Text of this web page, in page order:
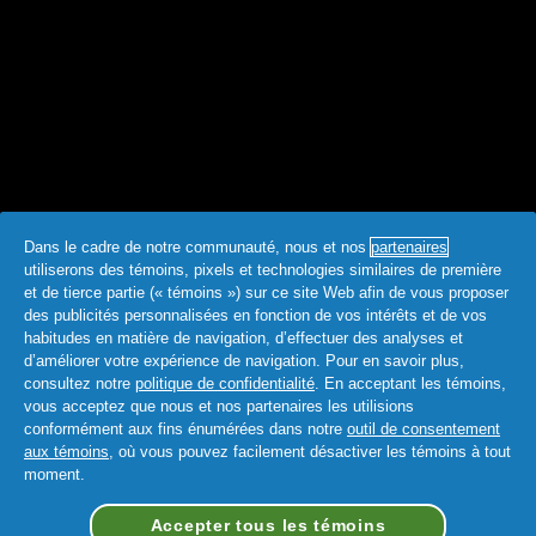
Dans le cadre de notre communauté, nous et nos partenaires
utiliserons des témoins, pixels et technologies similaires de première
et de tierce partie (« témoins ») sur ce site Web afin de vous proposer
des publicités personnalisées en fonction de vos intérêts et de vos
habitudes en matière de navigation, d’effectuer des analyses et
d’améliorer votre expérience de navigation. Pour en savoir plus,
consultez notre politique de confidentialité . En acceptant les témoins,
vous acceptez que nous et nos partenaires les utilisions
conformément aux fins énumérées dans notre outil de consentement
aux témoins , où vous pouvez facilement désactiver les témoins à tout
moment.
Accepter tous les témoins